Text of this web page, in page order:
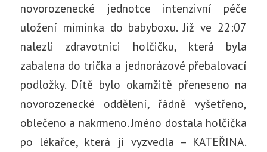
novorozenecké jednotce intenzivní péče
uložení miminka do babyboxu. Již ve 22:07
nalezli zdravotníci holčičku, která byla
zabalena do trička a jednorázové přebalovací
podložky. Dítě bylo okamžitě přeneseno na
novorozenecké oddělení, řádně vyšetřeno,
oblečeno a nakrmeno. Jméno dostala holčička
po lékařce, která ji vyzvedla – KATEŘINA.